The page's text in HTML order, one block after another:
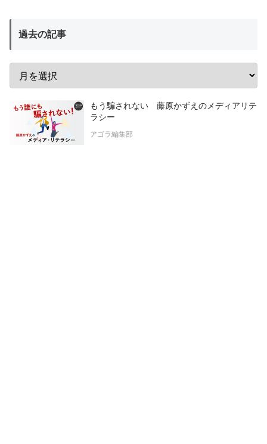
過去の記事
もう騙されない 藤原かずえのメディアリテ
ラシー
アゴラ編集部